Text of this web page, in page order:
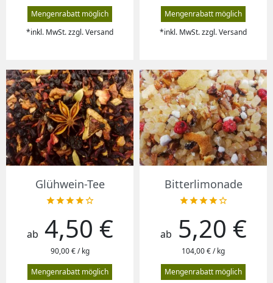
Mengenrabatt möglich
*inkl. MwSt. zzgl. Versand
Mengenrabatt möglich
*inkl. MwSt. zzgl. Versand
Glühwein-Tee

Preis
ab 4,50 €
90,00 € / kg
Mengenrabatt möglich
Bitterlimonade

Preis
ab 5,20 €
104,00 € / kg
Mengenrabatt möglich